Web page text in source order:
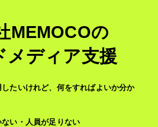
MEMOCOの
メディア支援
たいけれど、何をすればよいか分か
い・人員が足りない